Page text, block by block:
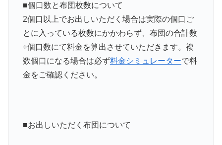
■個口数と布団枚数について
2個口以上でお出しいただく場合は実際の個口ご
とに入っている枚数にかかわらず、布団の合計数
÷個口数にて料金を算出させていただきます。複
数個口になる場合は必ず料金シミュレーターで料
金をご確認ください。
■お出しいただく布団について